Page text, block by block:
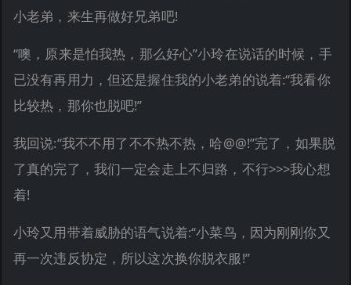
小老弟，来生再做好兄弟吧!
“噢，原来是怕我热，那么好心”小玲在说话的时候，手
已没有再用力，但还是握住我的小老弟的说着:“我看你
比较热，那你也脱吧!”
我回说:“我不不用了不不热不热，哈@@!”完了，如果脱
了真的完了，我们一定会走上不归路，不行>>>我心想
着!
小玲又用带着威胁的语气说着:“小菜鸟，因为刚刚你又
再一次违反协定，所以这次换你脱衣服!”